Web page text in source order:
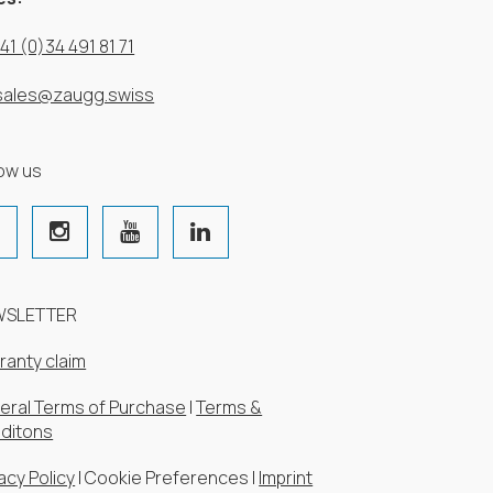
(0)34 491 81 71
us
claim
Terms of Purchase |Terms &
Policy|Cookie Preferences | Imprint